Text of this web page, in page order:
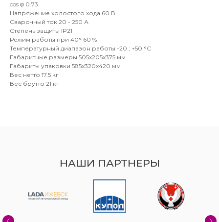
cos φ 0.73
Напряжение холостого хода 60 В
Сварочный ток 20 - 250 А
Степень защиты IP21
Режим работы при 40° 60 %
Температурный диапазон работы -20 ; +50 °C
Габаритные размеры 505x205x375 мм
Габариты упаковки 585x320x420 мм
Вес нетто 17.5 кг
Вес брутто 21 кг
НАШИ ПАРТНЕРЫ